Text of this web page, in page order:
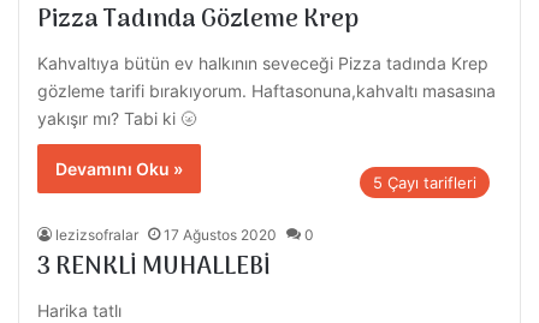
Pizza Tadında Gözleme Krep
Kahvaltıya bütün ev halkının seveceği Pizza tadında Krep
gözleme tarifi bırakıyorum. Haftasonuna,kahvaltı masasına
yakışır mı? Tabi ki 🌝
Devamını Oku »
5 Çayı tarifleri
lezizsofralar 17 Ağustos 2020 0
3 RENKLİ MUHALLEBİ
Harika tatlı